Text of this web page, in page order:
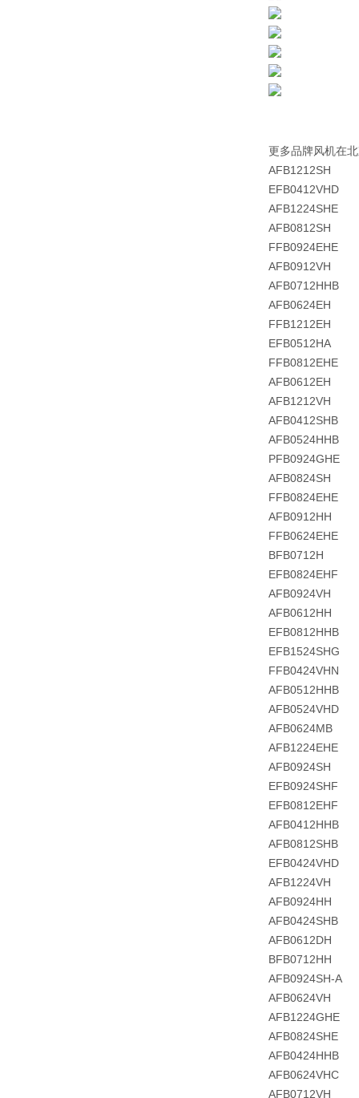
更多品牌风机在
AFB1212SH
EFB0412VHD
AFB1224SHE
AFB0812SH
FFB0924EHE
AFB0912VH
AFB0712HHB
AFB0624EH
FFB1212EH
EFB0512HA
FFB0812EHE
AFB0612EH
AFB1212VH
AFB0412SHB
AFB0524HHB
PFB0924GHE
AFB0824SH
FFB0824EHE
AFB0912HH
FFB0624EHE
BFB0712H
EFB0824EHF
AFB0924VH
AFB0612HH
EFB0812HHB
EFB1524SHG
FFB0424VHN
AFB0512HHB
AFB0524VHD
AFB0624MB
AFB1224EHE
AFB0924SH
EFB0924SHF
EFB0812EHF
AFB0412HHB
AFB0812SHB
EFB0424VHD
AFB1224VH
AFB0924HH
AFB0424SHB
AFB0612DH
BFB0712HH
AFB0924SH-A
AFB0624VH
AFB1224GHE
AFB0824SHE
AFB0424HHB
AFB0624VHC
AFB0712VH